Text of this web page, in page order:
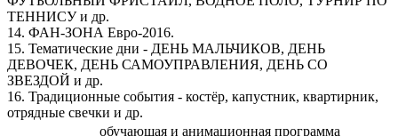
ТЕННИСУ и др.
14. ФАН-ЗОНА Евро-2016.
15. Тематические дни - ДЕНЬ МАЛЬЧИКОВ, ДЕНЬ
ДЕВОЧЕК, ДЕНЬ САМОУПРАВЛЕНИЯ, ДЕНЬ СО
ЗВЕЗДОЙ и др.
16. Традиционные события - костёр, капустник, квартирник,
отрядные свечки и др.
обучающая и анимационная программа